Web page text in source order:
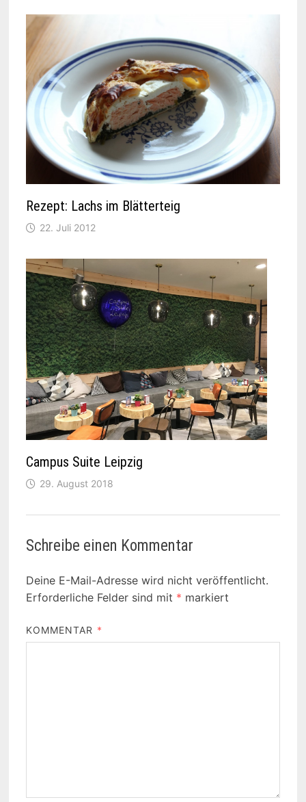
Rezept: Lachs im Blätterteig
22. Juli 2012
Campus Suite Leipzig
29. August 2018
Schreibe einen Kommentar
Deine E-Mail-Adresse wird nicht veröffentlicht.
Erforderliche Felder sind mit * markiert
KOMMENTAR *